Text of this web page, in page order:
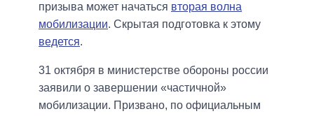
призыва может начаться вторая волна
мобилизации. Скрытая подготовка к этому
ведется.
31 октября в министерстве обороны россии
заявили о завершении «частичной»
мобилизации. Призвано, по официальным